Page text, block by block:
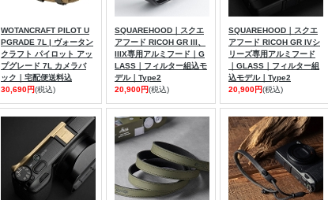
WOTANCRAFT PILOT U
PGRADE 7L | ヴォータン
クラフト パイロット アッ
プグレード 7L カメラバ
ック｜宅配便送料込
30,690円(税込)
SQUAREHOOD｜スクエ
アフード RICOH GR III、
IIIX専用アルミフード｜G
LASS｜フィルター組込モ
デル｜Type2
20,900円(税込)
SQUAREHOOD｜スクエ
アフード RICOH GR IVシ
リーズ専用アルミフード
｜GLASS｜フィルター組
込モデル｜Type2
20,900円(税込)